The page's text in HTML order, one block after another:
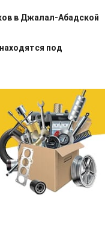
в Джалал-Абадской
под